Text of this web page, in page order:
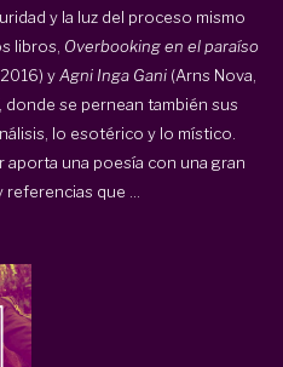
y la luz del proceso mismo
libros, Overbooking en el paraíso
yAgni Inga Gani (Arns Nova,
donde se pernean también sus
lo esotérico y lo místico.
aporta una poesía con una gran
referencias que ...